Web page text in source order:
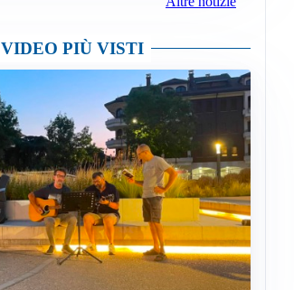
VIDEO PIÙ VISTI